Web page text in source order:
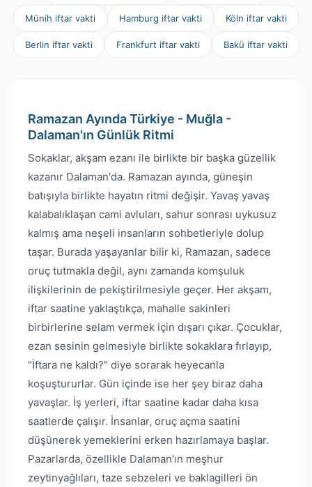
Münih iftar vakti Hamburg iftar vakti Köln iftar vakti
Berlin iftar vakti Frankfurt iftar vakti Bakü iftar vakti
Ramazan Ayında Türkiye - Muğla -
Dalaman'ın Günlük Ritmi
Sokaklar, akşam ezanı ile birlikte bir başka güzellik
kazanır Dalaman'da. Ramazan ayında, güneşin
batışıyla birlikte hayatın ritmi değişir. Yavaş yavaş
kalabalıklaşan cami avluları, sahur sonrası uykusuz
kalmış ama neşeli insanların sohbetleriyle dolup
taşar. Burada yaşayanlar bilir ki, Ramazan, sadece
oruç tutmakla değil, aynı zamanda komşuluk
ilişkilerinin de pekiştirilmesiyle geçer. Her akşam,
iftar saatine yaklaştıkça, mahalle sakinleri
birbirlerine selam vermek için dışarı çıkar. Çocuklar,
ezan sesinin gelmesiyle birlikte sokaklara fırlayıp,
"İftara ne kaldı?" diye sorarak heyecanla
koşuştururlar. Gün içinde ise her şey biraz daha
yavaşlar. İş yerleri, iftar saatine kadar daha kısa
saatlerde çalışır. İnsanlar, oruç açma saatini
düşünerek yemeklerini erken hazırlamaya başlar.
Pazarlarda, özellikle Dalaman'ın meşhur
zeytinyağlıları, taze sebzeleri ve baklagilleri ön